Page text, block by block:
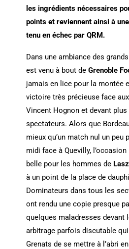
les ingrédients nécessaires
points et reviennent ainsi à
tenu en échec par QRM.
Dans une ambiance des
est venu à bout de Grenoble
jamais en lice pour la montée
victoire très précieuse face
Vincent Hognon et devant plus
spectateurs. Alors que
mieux qu’un match nul un peu
midi face à Quevilly, l’occasion
belle pour les hommes de
à un point de la place de
Dominateurs dans tous les
ont rendu une copie presque
quelques maladresses devant
arbitrage parfois discutable
Grenats de se mettre à l’abri